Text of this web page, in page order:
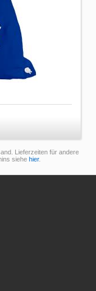
Lieferzeiten für andere
siehe hier.